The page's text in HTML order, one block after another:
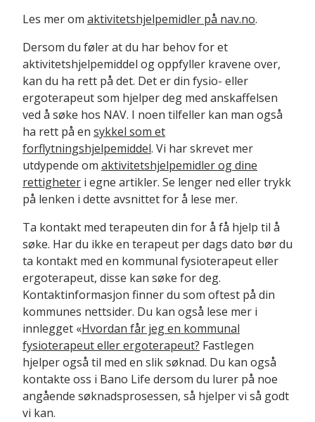
Les mer om aktivitetshjelpemidler på nav.no.
Dersom du føler at du har behov for et
aktivitetshjelpemiddel og oppfyller kravene over,
kan du ha rett på det. Det er din fysio- eller
ergoterapeut som hjelper deg med anskaffelsen
ved å søke hos NAV. I noen tilfeller kan man også
ha rett på en sykkel som et
forflytningshjelpemiddel. Vi har skrevet mer
utdypende om aktivitetshjelpemidler og dine
rettigheter i egne artikler. Se lenger ned eller trykk
på lenken i dette avsnittet for å lese mer.
Ta kontakt med terapeuten din for å få hjelp til å
søke. Har du ikke en terapeut per dags dato bør du
ta kontakt med en kommunal fysioterapeut eller
ergoterapeut, disse kan søke for deg.
Kontaktinformasjon finner du som oftest på din
kommunes nettsider. Du kan også lese mer i
innlegget «Hvordan får jeg en kommunal
fysioterapeut eller ergoterapeut? Fastlegen
hjelper også til med en slik søknad. Du kan også
kontakte oss i Bano Life dersom du lurer på noe
angående søknadsprosessen, så hjelper vi så godt
vi kan.